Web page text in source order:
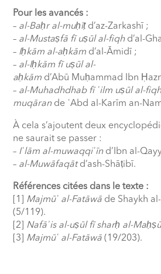
Pour les avancés :
– al-Baḥr al-muḥīṭd’az-Zarkashī ;
– al-Mustaṣfā fī uṣūl al-fiqhd’al-
– Iḥkām al-aḥkām d’al-Āmidī ;
– al-Iḥkām fī uṣūl al-
aḥkām d’Abū Muḥammad Ibn Ḥ
– al-Muhadhdhab fī ʿilm uṣūl al-
muqārande ʿAbd al-Karīm an-
À cela s’ajoutent deux
ne saurait se passer :
– Iʿlām al-muwaqqiʿīnd’Ibn al-
– al-Muwāfaqātd’ash-Shāṭibī.
Références citées dans le texte :
[1] Majmūʿ al-Fatāwā de Shaykh
(5/119).
[2] Nafāʾis al-uṣūl fī sharḥ al-Maḥ
[3] Majmūʿ al-Fatāwā (19/203).